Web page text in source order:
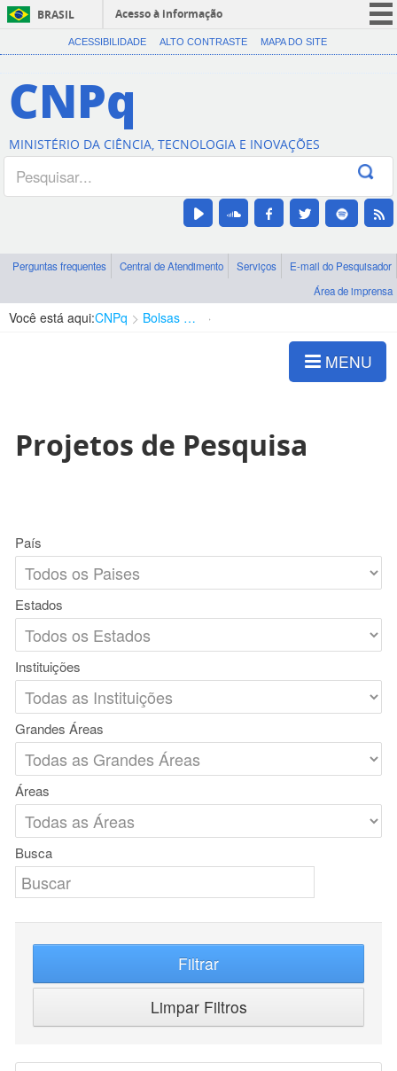
BRASIL
Acesso à informação
CORONAVÍRUS (COVID-19)
Canais
ACESSIBILIDADE ALTO CONTRASTE MAPA DO SITE
CNPq
MINISTÉRIO DA CIÊNCIA, TECNOLOGIA E INOVAÇÕES
Perguntas frequentes Central de Atendimento Serviços
E-mail do Pesquisador
Área de imprensa
Você está aqui:CNPq Bolsas e Auxílios Vigentes
MENU
Projetos de Pesquisa
País
Estados
Instituições
Grandes Áreas
Áreas
Busca
Filtrar
Limpar Filtros